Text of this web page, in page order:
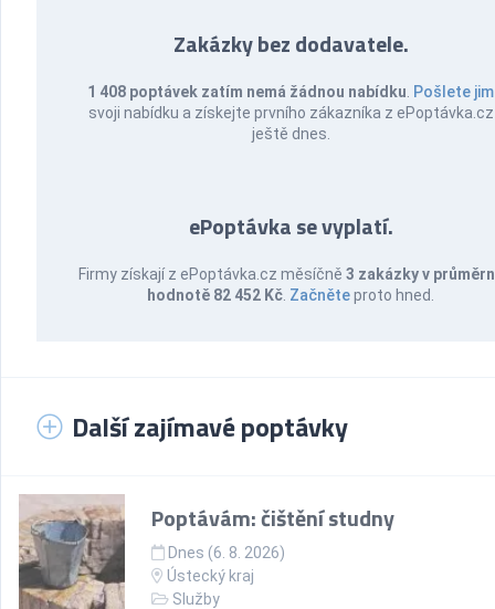
Zakázky bez dodavatele.
1 408 poptávek zatím nemá žádnou nabídku Pošlete jim
svoji nabídku a získejte prvního zákazníka z ePoptávka.cz
ještě dnes.
ePoptávka se vyplatí.
Firmy získají z ePoptávka.cz měsíčně 3 zakázky v
hodnotě 82 452 Kč Začněteproto hned.
Další zajímavé poptávky
Poptávám: čištění studny
Dnes (6. 8. 2026)
Ústecký kraj
Služby